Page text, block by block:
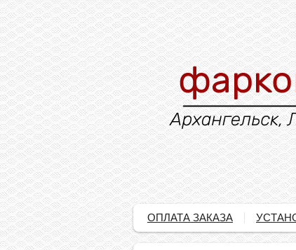
ОПЛАТА ЗАКАЗА